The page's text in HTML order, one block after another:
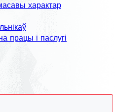
характар
працы і паслугі